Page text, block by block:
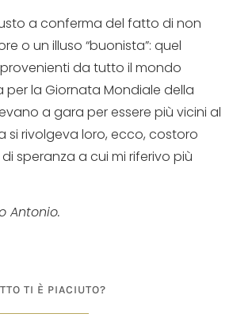
a conferma del fatto di non
o un illuso “buonista”: quel
da tutto il mondo
per la Giornata Mondiale della
a gara per essere più vicini al
si rivolgeva loro, ecco, costoro
speranza a cui mi riferivo più
Antonio.
TI È PIACIUTO?